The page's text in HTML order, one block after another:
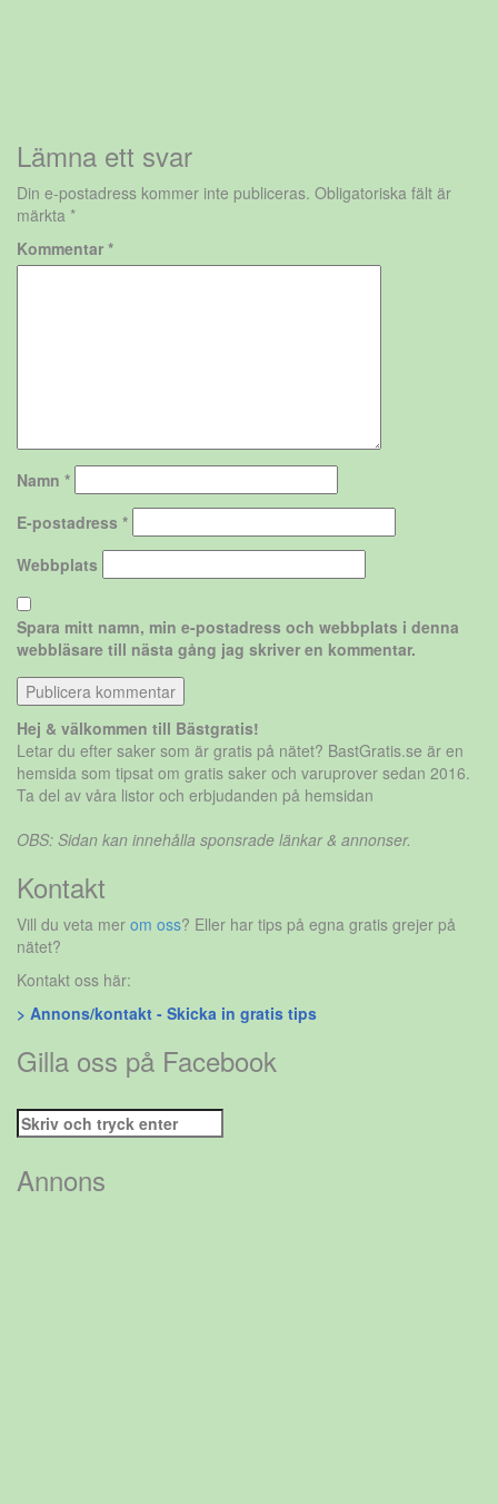
Lämna ett svar
Din e-postadress kommer inte publiceras. Obligatoriska fält är
märkta *
Kommentar *
Namn *
E-postadress *
Webbplats
Spara mitt namn, min e-postadress och webbplats i denna
webbläsare till nästa gång jag skriver en kommentar.
Hej & välkommen till Bästgratis!
Letar du efter saker som är gratis på nätet? BastGratis.se är en
hemsida som tipsat om gratis saker och varuprover sedan 2016.
Ta del av våra listor och erbjudanden på hemsidan
OBS: Sidan kan innehålla sponsrade länkar & annonser.
Kontakt
Vill du veta mer om oss? Eller har tips på egna gratis grejer på
nätet?
Kontakt oss här:
> Annons/kontakt - Skicka in gratis tips
Gilla oss på Facebook
Sök
efter:
Annons